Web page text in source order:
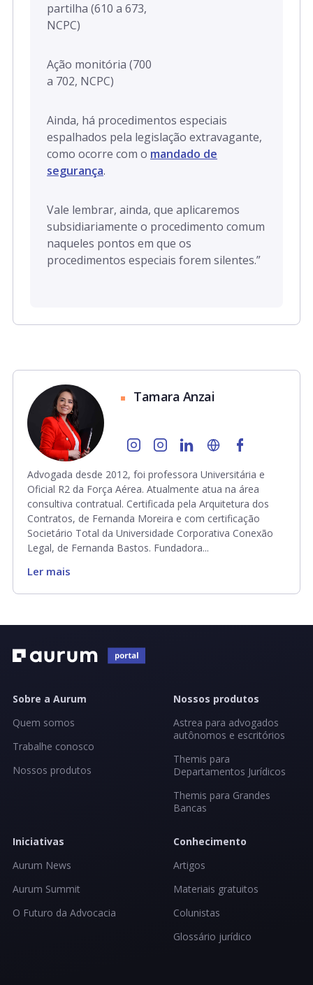
partilha (610 a 673,
NCPC)
Ação monitória (700
a 702, NCPC)
Ainda, há procedimentos especiais
espalhados pela legislação extravagante,
como ocorre com o mandado de
segurança.
Vale lembrar, ainda, que aplicaremos
subsidiariamente o procedimento comum
naqueles pontos em que os
procedimentos especiais forem silentes.”
Tamara Anzai
Advogada desde 2012, foi professora Universitária e
Oficial R2 da Força Aérea. Atualmente atua na área
consultiva contratual. Certificada pela Arquitetura dos
Contratos, de Fernanda Moreira e com certificação
Societário Total da Universidade Corporativa Conexão
Legal, de Fernanda Bastos. Fundadora...
Ler mais
Sobre a Aurum
Quem somos
Trabalhe conosco
Nossos produtos
Nossos produtos
Astrea para advogados
autônomos e escritórios
Themis para
Departamentos Jurídicos
Themis para Grandes
Bancas
Iniciativas
Aurum News
Aurum Summit
O Futuro da Advocacia
Conhecimento
Artigos
Materiais gratuitos
Colunistas
Glossário jurídico